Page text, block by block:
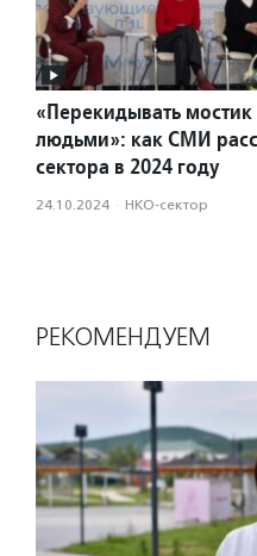
«Перекидывать
людьми»: как СМИ
сектора в 2024 году
24.10.2024 · НКО-сектор
РЕКОМЕНДУЕМ